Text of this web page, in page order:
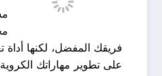
العفش
تعرف
كيف
فريقك المفضل، لكنها
على تطوير مهاراتك